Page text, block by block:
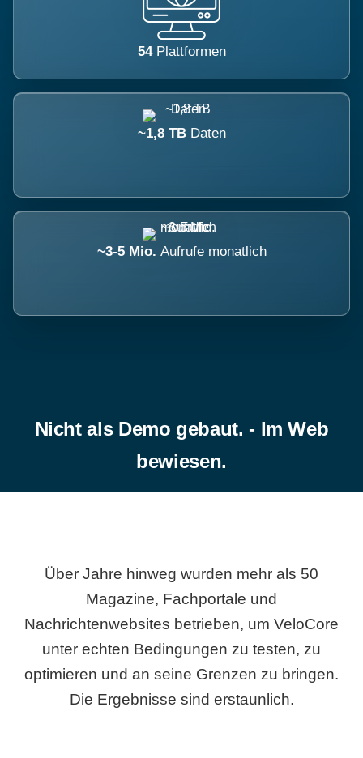
54 Plattformen
~1,8 TB Daten
~3-5 Mio. Aufrufe monatlich
Nicht als Demo gebaut. - Im Web
bewiesen.
Über Jahre hinweg wurden mehr als 50
Magazine, Fachportale und
Nachrichtenwebsites betrieben, um VeloCore
unter echten Bedingungen zu testen, zu
optimieren und an seine Grenzen zu bringen.
Die Ergebnisse sind erstaunlich.